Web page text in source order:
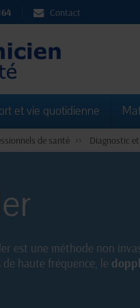
Contact
et vie quotidienne
de santé Diagnostic
est une méthode non
haute fréquence, le